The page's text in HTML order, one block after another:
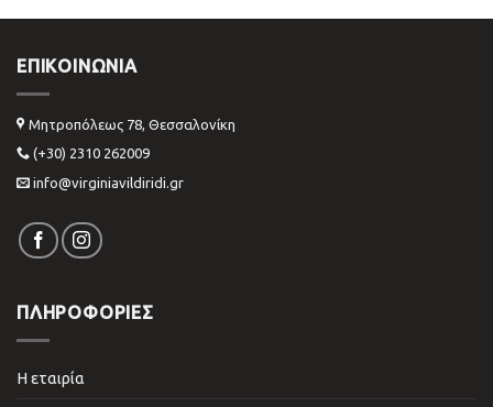
ΕΠΙΚΟΙΝΩΝΊΑ
Μητροπόλεως 78, Θεσσαλονίκη
(+30) 2310 262009
info@virginiavildiridi.gr
ΠΛΗΡΟΦΟΡΙΕΣ
Η εταιρία